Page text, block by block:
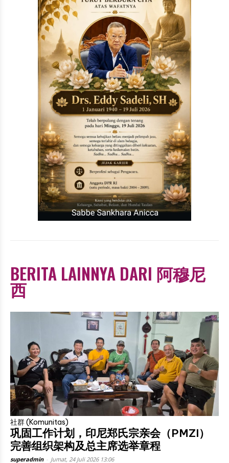
BERITA LAINNYA DARI 阿穆尼
西
社群 (Komunitas)
巩固工作计划，印尼郑氏宗亲会（PMZI）
完善组织架构及总主席选举章程
superadmin Jumat, 24 Juli 2026 13:06